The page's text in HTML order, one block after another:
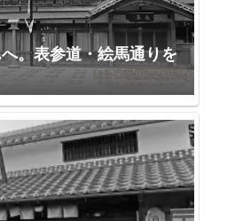
。表参道・絵馬通りを